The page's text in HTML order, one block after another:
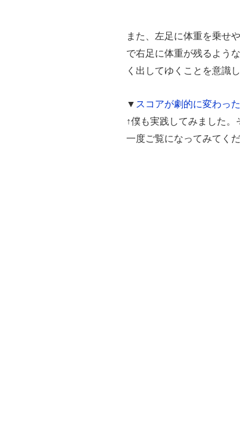
また、左足に体重を乗せ
で右足に体重が残るよう
く出してゆくことを意識
▼ スコアが劇的に変わっ
↑僕も実践してみました。
一度ご覧になってみてくだ